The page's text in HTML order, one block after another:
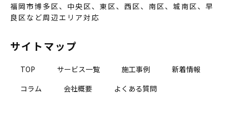
福岡市博多区、中央区、東区、西区、南区、城南区、早
良区など周辺エリア対応
サイトマップ
TOP サービス一覧 施工事例
新着情報
コラム
会社概要 よくある質問